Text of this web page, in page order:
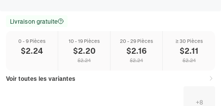
Livraison gratuite
0 - 9 Pièces
$2.24
10 - 19 Pièces
$2.20
$2.24
20 - 29 Pièces
$2.16
$2.24
≥ 30 Pièces
$2.11
$2.24
Voir toutes les variantes
+8